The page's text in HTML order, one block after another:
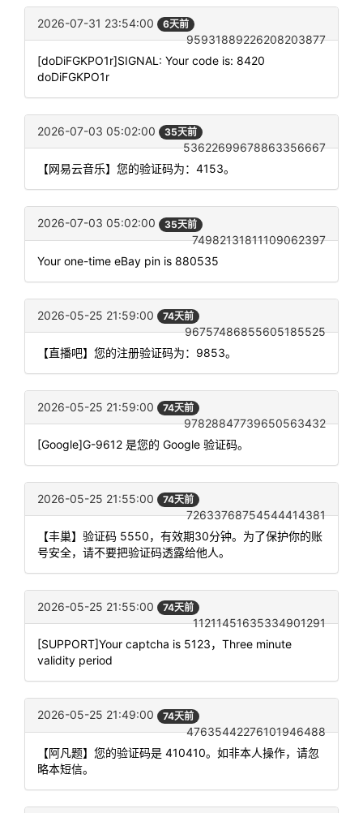
2026-07-31 23:54:00 6天前
95931889226208203877
[doDiFGKPO1r]SIGNAL: Your code is: 8420
doDiFGKPO1r
2026-07-03 05:02:00 35天前
53622699678863356667
【网易云音乐】您的验证码为：4153。
2026-07-03 05:02:00 35天前
74982131811109062397
Your one-time eBay pin is 880535
2026-05-25 21:59:00 74天前
96757486855605185525
【直播吧】您的注册验证码为：9853。
2026-05-25 21:59:00 74天前
97828847739650563432
[Google]G-9612 是您的 Google 验证码。
2026-05-25 21:55:00 74天前
72633768754544414381
【丰巢】验证码 5550，有效期30分钟。为了保护你的账
号安全，请不要把验证码透露给他人。
2026-05-25 21:55:00 74天前
11211451635334901291
[SUPPORT]Your captcha is 5123，Three minute
validity period
2026-05-25 21:49:00 74天前
47635442276101946488
【阿凡题】您的验证码是 410410。如非本人操作，请忽
略本短信。